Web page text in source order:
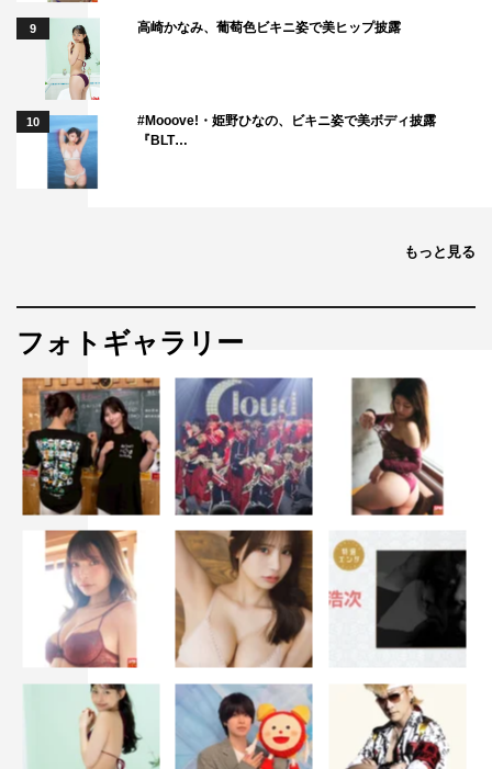
9 高崎かなみ、葡萄色ビキニ姿で美ヒップ披露
10
#Mooove!・姫野ひなの、ビキニ姿で美ボディ披露
『BLT…
もっと見る
フォトギャラリー